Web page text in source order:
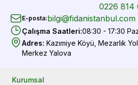
0226 814
E-posta:bilgi@fidanistanbul.com
Çalışma Saatleri:08:30 - 17:30
Adres: Kazımiye Köyü, Mezarlık
Merkez Yalova
Kurumsal